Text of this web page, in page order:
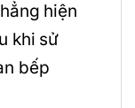
hiện
khi sử
bếp